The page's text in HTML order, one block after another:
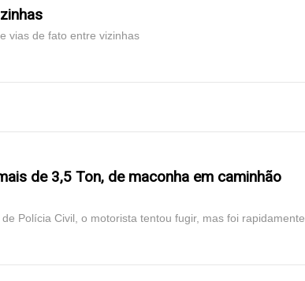
vias de fato entre vizinhas
de 3,5 Ton, de maconha em caminhão
Polícia Civil, o motorista tentou fugir, mas foi rapidamente